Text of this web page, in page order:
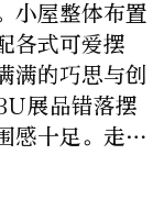
小屋整体布置
各式可爱摆
满的巧思与创
展品错落摆
感十足。走进